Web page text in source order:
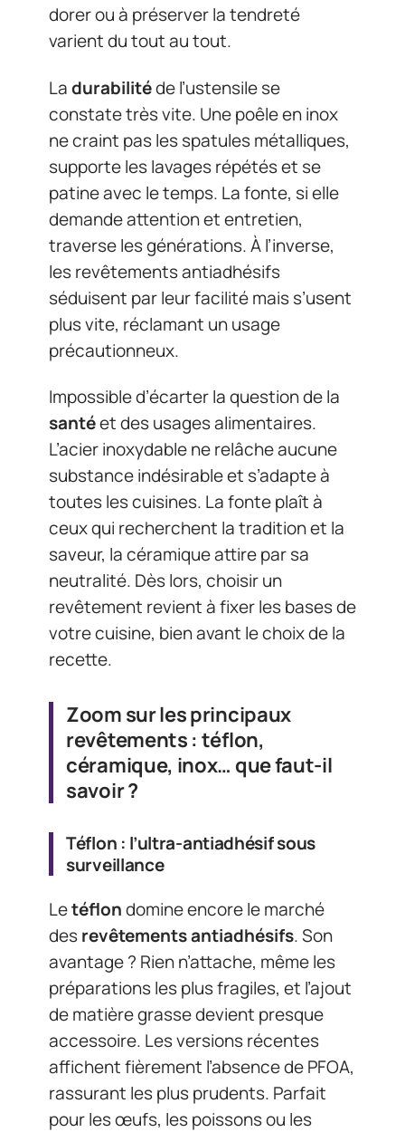
dorer ou à préserver la tendreté
varient du tout au tout.
Ladurabilitéde l’ustensile se
constate très vite. Une poêle en inox
ne craint pas les spatules métalliques,
supporte les lavages répétés et se
patine avec le temps. La fonte, si elle
demande attention et entretien,
traverse les générations. À l’inverse,
les revêtements antiadhésifs
séduisent par leur facilité mais s’usent
plus vite, réclamant un usage
précautionneux.
Impossible d’écarter la question de la
santéet des usages alimentaires.
L’acier inoxydable ne relâche aucune
substance indésirable et s’adapte à
toutes les cuisines. La fonte plaît à
ceux qui recherchent la tradition et la
saveur, la céramique attire par sa
neutralité. Dès lors, choisir un
revêtement revient à fixer les bases de
votre cuisine, bien avant le choix de la
recette.
Zoom sur les principaux
revêtements : téflon,
céramique, inox… que faut-il
savoir ?
Téflon : l’ultra-antiadhésif sous
surveillance
Letéflondomine encore le marché
desrevêtements antiadhésifs. Son
avantage ? Rien n’attache, même les
préparations les plus fragiles, et l’ajout
de matière grasse devient presque
accessoire. Les versions récentes
affichent fièrement l’absence de PFOA,
rassurant les plus prudents. Parfait
pour les œufs, les poissons ou les